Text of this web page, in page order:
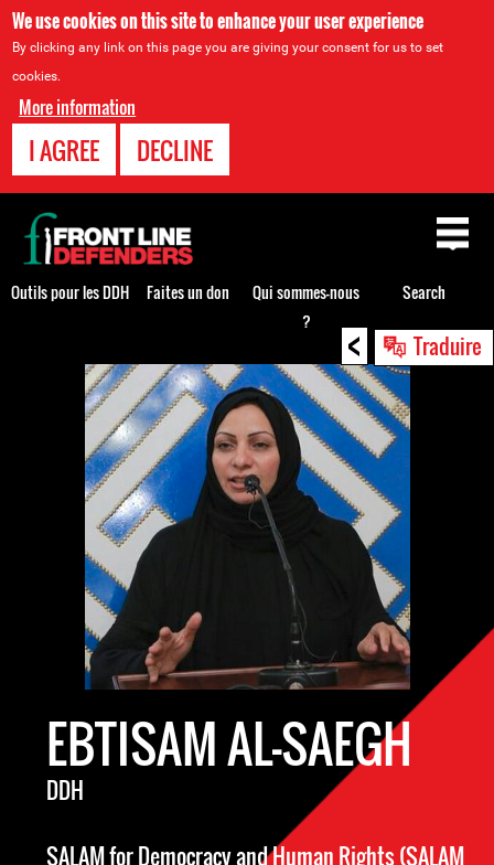
We use cookies on this site to enhance your user experience
By clicking any link on this page you are giving your consent for us to set
cookies.
More information
I AGREE DECLINE
< Traduire
EBTISAM AL-SAEGH
DDH
SALAM for Democracy and Human Rights (SALAM
Back
to
top
Outils pour les DDH Faites un don
Qui sommes-nous
?
Search